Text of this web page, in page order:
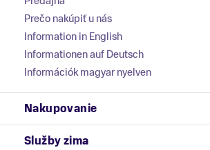
Prečo nakúpiť u nás
Information in English
Informationen auf Deutsch
Információk magyar nyelven
Nakupovanie
Služby zima